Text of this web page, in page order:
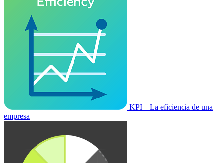
KPI – La eficiencia de una
empresa